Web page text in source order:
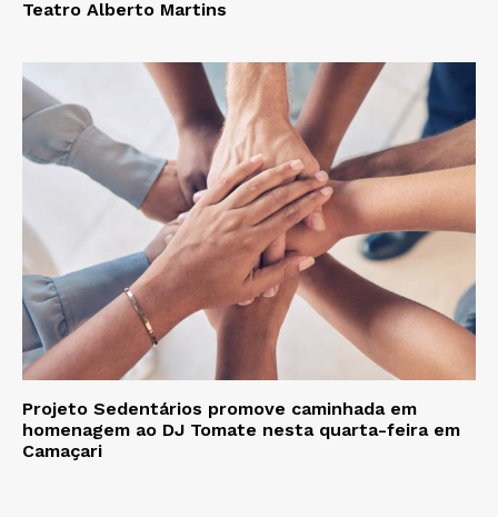
Teatro Alberto Martins
Projeto Sedentários promove caminhada em
homenagem ao DJ Tomate nesta quarta-feira em
Camaçari